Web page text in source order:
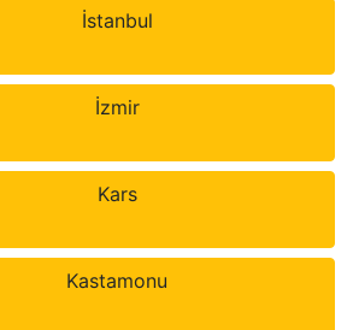
İstanbul
İzmir
Kars
Kastamonu